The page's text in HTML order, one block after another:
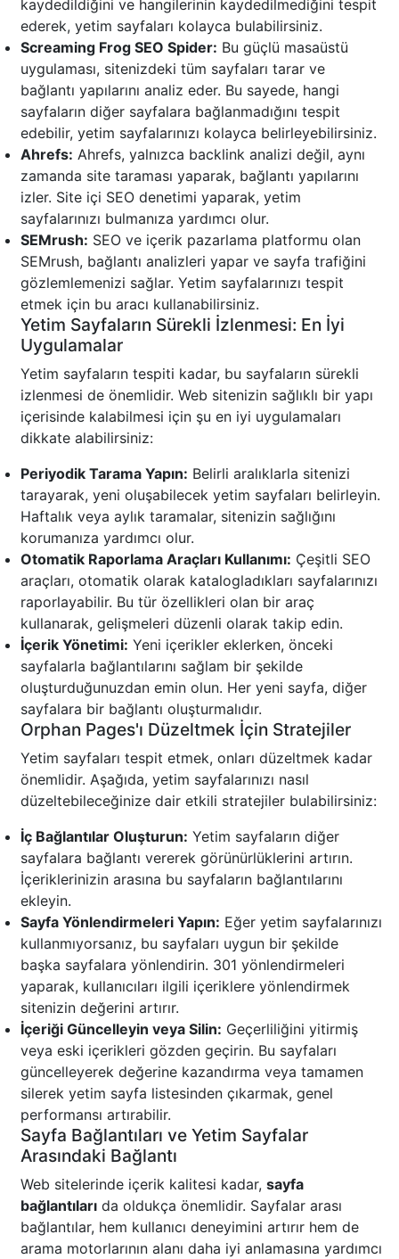
kaydedildiğini ve hangilerinin kaydedilmediğini tespit
ederek, yetim sayfaları kolayca bulabilirsiniz.
Screaming Frog SEO Spider: Bu güçlü masaüstü
uygulaması, sitenizdeki tüm sayfaları tarar ve
bağlantı yapılarını analiz eder. Bu sayede, hangi
sayfaların diğer sayfalara bağlanmadığını tespit
edebilir, yetim sayfalarınızı kolayca belirleyebilirsiniz.
Ahrefs: Ahrefs, yalnızca backlink analizi değil, aynı
zamanda site taraması yaparak, bağlantı yapılarını
izler. Site içi SEO denetimi yaparak, yetim
sayfalarınızı bulmanıza yardımcı olur.
SEMrush: SEO ve içerik pazarlama platformu olan
SEMrush, bağlantı analizleri yapar ve sayfa trafiğini
gözlemlemenizi sağlar. Yetim sayfalarınızı tespit
etmek için bu aracı kullanabilirsiniz.
Yetim Sayfaların Sürekli İzlenmesi: En İyi
Uygulamalar
Yetim sayfaların tespiti kadar, bu sayfaların sürekli
izlenmesi de önemlidir. Web sitenizin sağlıklı bir yapı
içerisinde kalabilmesi için şu en iyi uygulamaları
dikkate alabilirsiniz:
Periyodik Tarama Yapın: Belirli aralıklarla sitenizi
tarayarak, yeni oluşabilecek yetim sayfaları belirleyin.
Haftalık veya aylık taramalar, sitenizin sağlığını
korumanıza yardımcı olur.
Otomatik Raporlama Araçları Kullanımı: Çeşitli SEO
araçları, otomatik olarak katalogladıkları sayfalarınızı
raporlayabilir. Bu tür özellikleri olan bir araç
kullanarak, gelişmeleri düzenli olarak takip edin.
İçerik Yönetimi: Yeni içerikler eklerken, önceki
sayfalarla bağlantılarını sağlam bir şekilde
oluşturduğunuzdan emin olun. Her yeni sayfa, diğer
sayfalara bir bağlantı oluşturmalıdır.
Orphan Pages'ı Düzeltmek İçin Stratejiler
Yetim sayfaları tespit etmek, onları düzeltmek kadar
önemlidir. Aşağıda, yetim sayfalarınızı nasıl
düzeltebileceğinize dair etkili stratejiler bulabilirsiniz:
İç Bağlantılar Oluşturun: Yetim sayfaların diğer
sayfalara bağlantı vererek görünürlüklerini artırın.
İçeriklerinizin arasına bu sayfaların bağlantılarını
ekleyin.
Sayfa Yönlendirmeleri Yapın: Eğer yetim sayfalarınızı
kullanmıyorsanız, bu sayfaları uygun bir şekilde
başka sayfalara yönlendirin. 301 yönlendirmeleri
yaparak, kullanıcıları ilgili içeriklere yönlendirmek
sitenizin değerini artırır.
İçeriği Güncelleyin veya Silin: Geçerliliğini yitirmiş
veya eski içerikleri gözden geçirin. Bu sayfaları
güncelleyerek değerine kazandırma veya tamamen
silerek yetim sayfa listesinden çıkarmak, genel
performansı artırabilir.
Sayfa Bağlantıları ve Yetim Sayfalar
Arasındaki Bağlantı
Web sitelerinde içerik kalitesi kadar, sayfa
bağlantıları da oldukça önemlidir. Sayfalar arası
bağlantılar, hem kullanıcı deneyimini artırır hem de
arama motorlarının alanı daha iyi anlamasına yardımcı